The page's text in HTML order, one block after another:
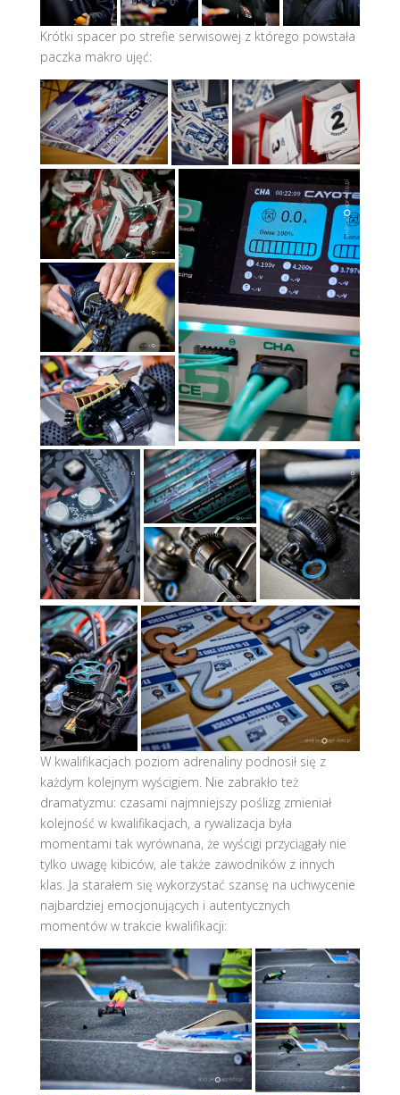
Krótki spacer po strefie serwisowej z którego powstała
paczka makro ujęć:
W kwalifikacjach poziom adrenaliny podnosił się z
każdym kolejnym wyścigiem. Nie zabrakło też
dramatyzmu: czasami najmniejszy poślizg zmieniał
kolejność w kwalifikacjach, a rywalizacja była
momentami tak wyrównana, że wyścigi przyciągały nie
tylko uwagę kibiców, ale także zawodników z innych
klas. Ja starałem się wykorzystać szansę na uchwycenie
najbardziej emocjonujących i autentycznych
momentów w trakcie kwalifikacji: